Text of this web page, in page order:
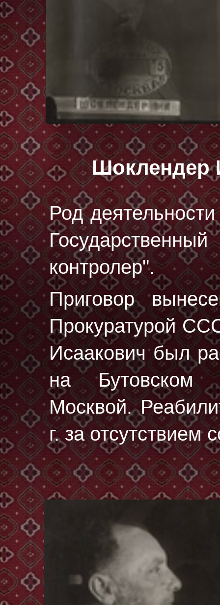
Шоклендер
Род
контролер".
Приговор
Прокуратурой
Исаакович был
на Бутовском
Москвой.
г. за отсутствием